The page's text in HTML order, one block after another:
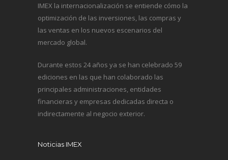
IMEX la internacionalización se entiende cómo la
optimización de las inversiones, las compras y
las ventas en los nuevos escenarios del
mercado global.
Durante estos 24 años ya se han celebrado 59
ediciones en las que han colaborado las
principales administraciones, entidades
financieras y empresas dedicadas directa o
indirectamente al negocio exterior.
Noticias IMEX